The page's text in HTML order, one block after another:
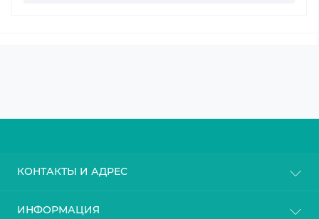
КОНТАКТЫ И АДРЕС
ИНФОРМАЦИЯ